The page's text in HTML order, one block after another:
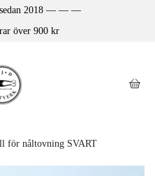
2018 — — —
över 900 kr
för nåltovning SVART